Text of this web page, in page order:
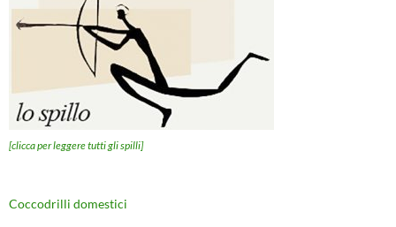
[clicca per leggere tutti gli spilli]
Coccodrilli domestici